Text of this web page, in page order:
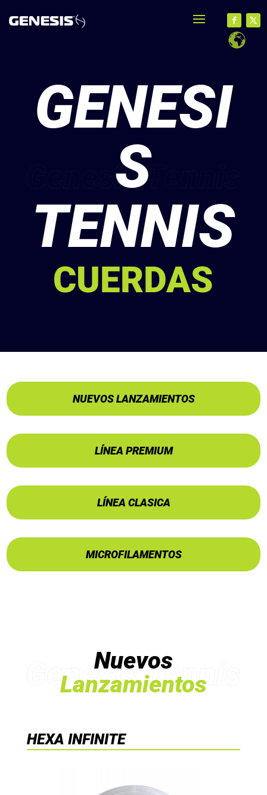
GENESI
S
TENNIS
CUERDAS
NUEVOS LANZAMIENTOS
LÍNEA PREMIUM
LÍNEA CLASICA
MICROFILAMENTOS
Nuevos
Lanzamientos
HEXA INFINITE